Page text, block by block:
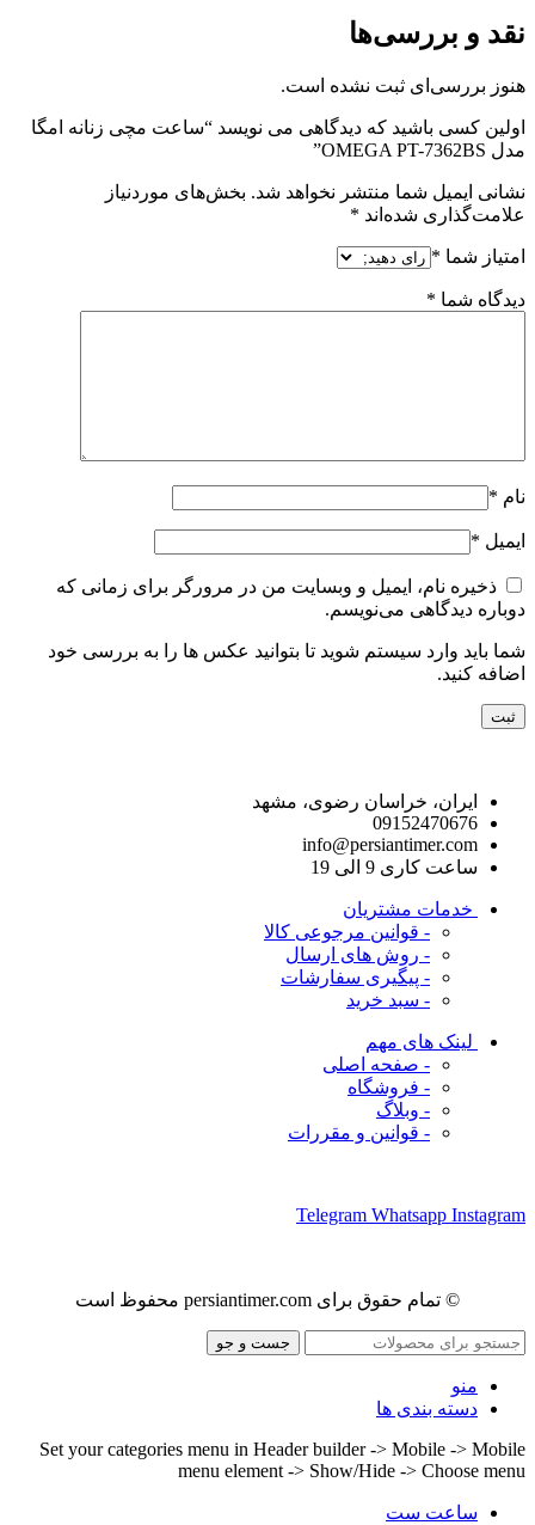
نقد و بررسی‌ها
هنوز بررسی‌ای ثبت نشده است.
اولین کسی باشید که دیدگاهی می نویسد “ساعت مچی زنانه امگا
مدل OMEGA PT-7362BS”
نشانی ایمیل شما منتشر نخواهد شد. بخش‌های موردنیاز
علامت‌گذاری شده‌اند *
امتیاز شما *
دیدگاه شما *
نام *
ایمیل *
ذخیره نام، ایمیل و وبسایت من در مرورگر برای زمانی که
دوباره دیدگاهی می‌نویسم.
شما باید وارد سیستم شوید تا بتوانید عکس ها را به بررسی خود
اضافه کنید.
ایران، خراسان رضوی، مشهد
09152470676
info@persiantimer.com
ساعت کاری 9 الی 19
خدمات مشتریان
- قوانین مرجوعی کالا
- روش های ارسال
- پیگیری سفارشات
- سبد خرید
لینک های مهم
- صفحه اصلی
- فروشگاه
- وبلاگ
- قوانین و مقررات
Telegram Whatsapp Instagram
© تمام حقوق برای persiantimer.com محفوظ است
جست و جو
منو
دسته بندی ها
Set your categories menu in Header builder -> Mobile -> Mobile
menu element -> Show/Hide -> Choose menu
ساعت ست